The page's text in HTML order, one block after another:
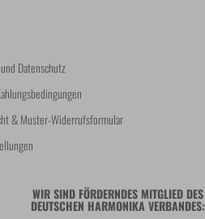
Datenschutz
& Muster-Widerrufsformular
WIR SIND FÖRDERNDES MITGLIED DES
DEUTSCHEN HARMONIKA VERBANDES: